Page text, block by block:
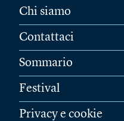
Chi siamo
Contattaci
Sommario
Festival
Privacy e cookie